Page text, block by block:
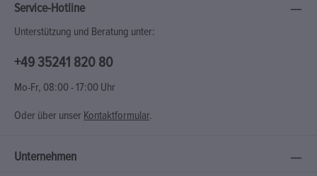
Service-Hotline
Unterstützung und Beratung unter:
+49 35241 820 80
Mo-Fr, 08:00 - 17:00 Uhr
Oder über unser Kontaktformular.
Unternehmen